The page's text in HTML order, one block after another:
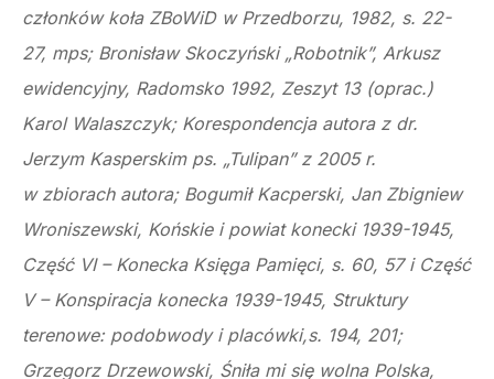
członków koła ZBoWiD w Przedborzu, 1982, s. 22-
27, mps; Bronisław Skoczyński „Robotnik”, Arkusz
ewidencyjny, Radomsko 1992, Zeszyt 13 (oprac.)
Karol Walaszczyk; Korespondencja autora z dr.
Jerzym Kasperskim ps. „Tulipan” z 2005 r.
w zbiorach autora; Bogumił Kacperski, Jan Zbigniew
Wroniszewski, Końskie i powiat konecki 1939-1945,
Część VI – Konecka Księga Pamięci, s. 60, 57 i Część
V – Konspiracja konecka 1939-1945, Struktury
terenowe: podobwody i placówki,s. 194, 201;
Grzegorz Drzewowski, Śniła mi się wolna Polska,